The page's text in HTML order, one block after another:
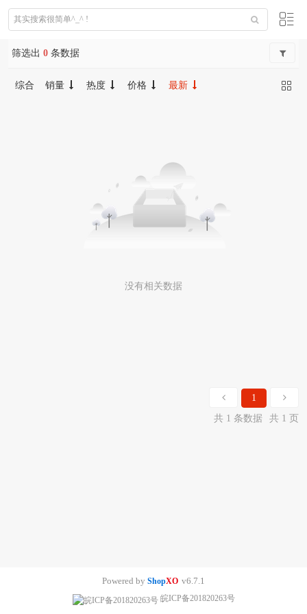
筛选出 0 条数据
综合 销量 热度 价格 最新
没有相关数据
1
共 1 条数据
共 1 页
Powered by ShopXO v6.7.1
皖ICP备201820263号